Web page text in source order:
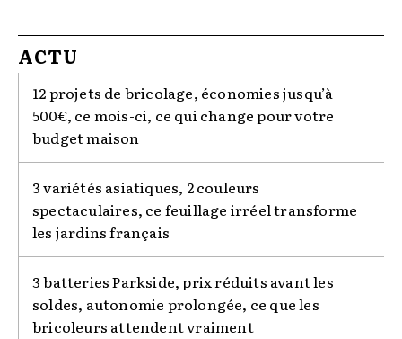
ACTU
12 projets de bricolage, économies jusqu’à
500€, ce mois-ci, ce qui change pour votre
budget maison
3 variétés asiatiques, 2 couleurs
spectaculaires, ce feuillage irréel transforme
les jardins français
3 batteries Parkside, prix réduits avant les
soldes, autonomie prolongée, ce que les
bricoleurs attendent vraiment